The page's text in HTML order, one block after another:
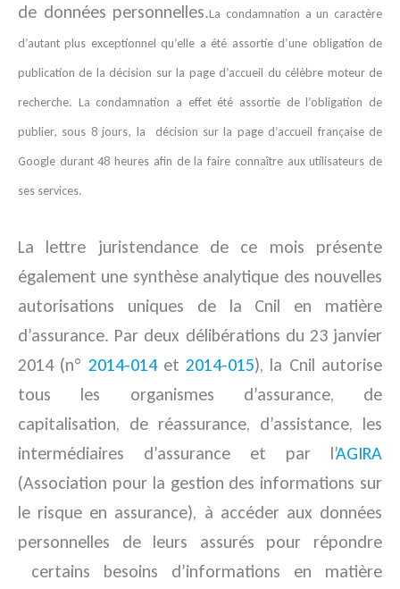
de données personnelles.La condamnation a un caractère
d’autant plus exceptionnel qu’elle a été assortie d’une obligation de
publication de la décision sur la page d’accueil du célèbre moteur de
recherche. La condamnation a effet été assortie de l’obligation de
publier, sous 8 jours, la décision sur la page d’accueil française de
Google durant 48 heures afin de la faire connaître aux utilisateurs de
ses services.
La lettre juristendance de ce mois présente
également une synthèse analytique des nouvelles
autorisations uniques de la Cnil en matière
d’assurance. Par deux délibérations du 23 janvier
2014 (n° 2014-014et2014-015), la Cnil autorise
tous les organismes d’assurance, de
capitalisation, de réassurance, d’assistance, les
intermédiaires d’assurance et par l’AGIRA
(Association pour la gestion des informations sur
le risque en assurance), à accéder aux données
personnelles de leurs assurés pour répondre
certains besoins d’informations en matière